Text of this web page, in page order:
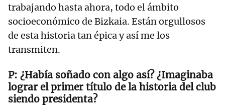
trabajando hasta ahora, todo el ámbito
socioeconómico de Bizkaia. Están orgullosos
de esta historia tan épica y así me los
transmiten.
¿Había soñado con algo así? ¿Imaginaba
lograr el primer título de la historia del club
siendo presidenta?